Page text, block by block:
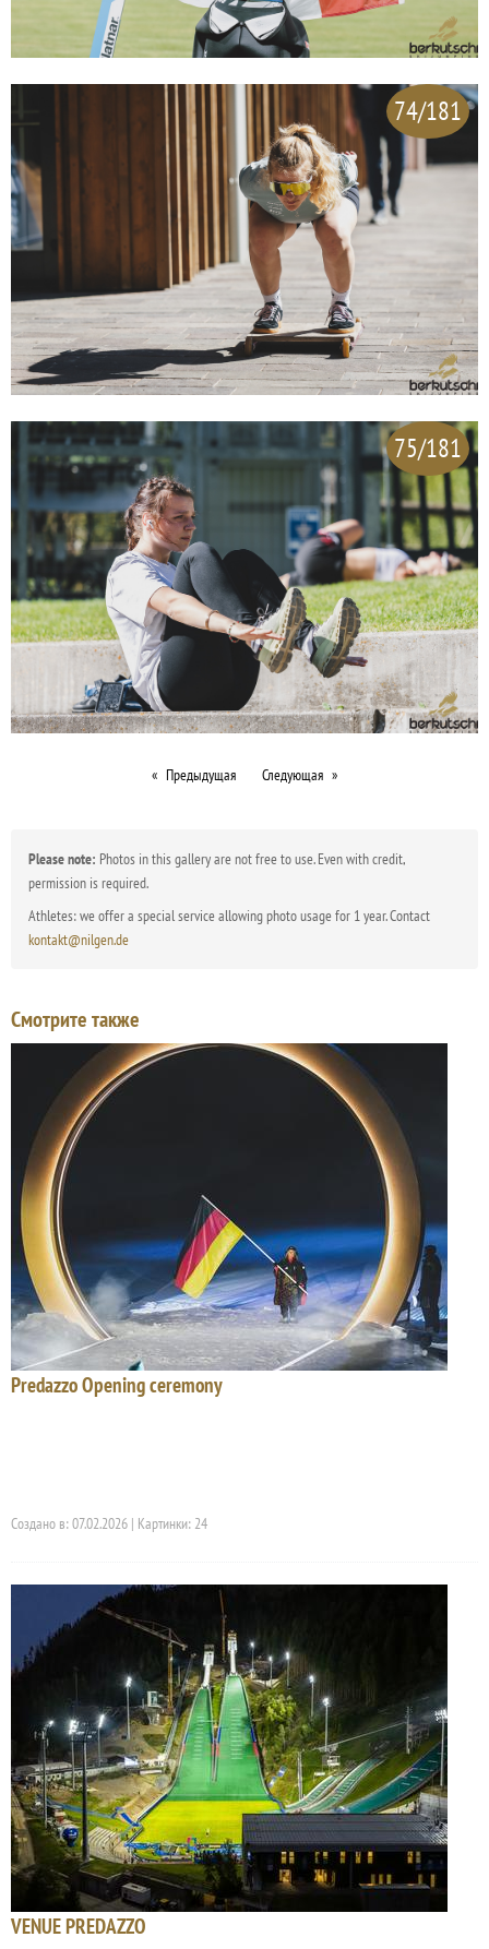
74/181
75/181
Предыдущая Следующая
Please note: Photos in this gallery are not free to use. Even with credit,
permission is required.
Athletes: we offer a special service allowing photo usage for 1 year. Contact
kontakt@nilgen.de
Смотрите также
Predazzo Opening ceremony
Создано в: 07.02.2026 | Картинки: 24
VENUE PREDAZZO